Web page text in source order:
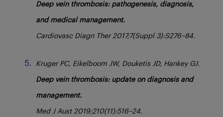
Deep vein thrombosis: pathogenesis, diagnosis,
and medical management.
Cardiovasc Diagn Ther 2017;7(Suppl 3):S276–84.
Kruger PC, Eikelboom JW, Douketis JD, Hankey GJ.
Deep vein thrombosis: update on diagnosis and
management.
Med J Aust 2019;210(11):516–24.